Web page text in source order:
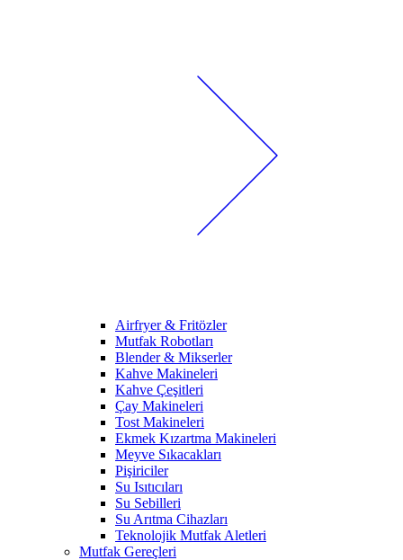
Airfryer & Fritözler
Mutfak Robotları
Blender & Mikserler
Kahve Makineleri
Kahve Çeşitleri
Çay Makineleri
Tost Makineleri
Ekmek Kızartma Makineleri
Meyve Sıkacakları
Pişiriciler
Su Isıtıcıları
Su Sebilleri
Su Arıtma Cihazları
Teknolojik Mutfak Aletleri
Mutfak Gereçleri